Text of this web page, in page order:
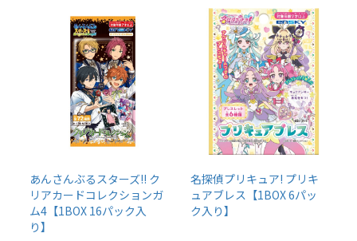
あんさんぶるスターズ!! ク
リアカードコレクションガ
ム4【1BOX 16パック入
り】
名探偵プリキュア! プリキ
ュアブレス【1BOX 6パッ
ク入り】